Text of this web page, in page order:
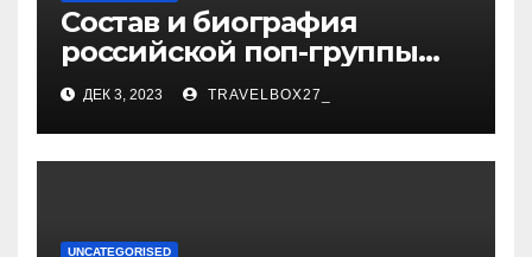
Состав и биография
российской поп-группы
«Иванушки интернешнл»
— история успеха, музыка
и судьбы участников
ДЕК 3, 2023 TRAVELBOX27_
UNCATEGORISED